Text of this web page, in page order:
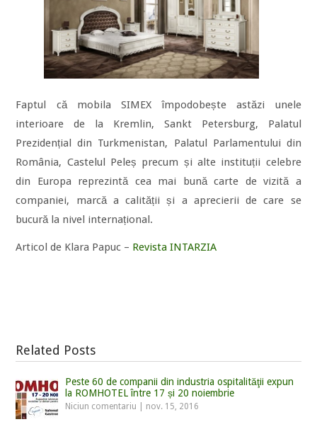
Faptul că mobila SIMEX împodobește astăzi unele
interioare de la Kremlin, Sankt Petersburg, Palatul
Prezidențial din Turkmenistan, Palatul Parlamentului din
România, Castelul Peleș precum și alte instituții celebre
din Europa reprezintă cea mai bună carte de vizită a
companiei, marcă a calității și a aprecierii de care se
bucură la nivel internațional.
Articol de Klara Papuc – Revista INTARZIA
Related Posts
Peste 60 de companii din industria ospitalităţii expun
la ROMHOTEL între 17 și 20 noiembrie
Niciun comentariu nov. 15, 2016